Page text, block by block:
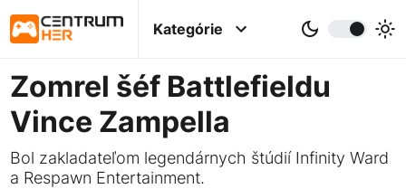
Kategórie
Zomrel šéf Battlefieldu
Vince Zampella
Bol zakladateľom legendárnych štúdií Infinity Ward
a Respawn Entertainment.